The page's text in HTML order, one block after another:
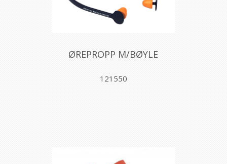
ØREPROPP M/BØYLE
121550